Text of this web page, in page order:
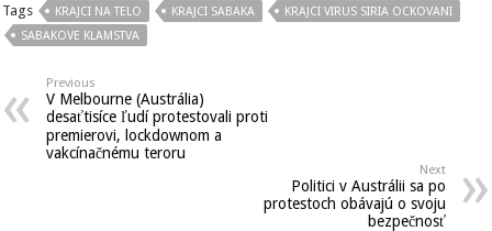
Tags KRAJCI NA TELO KRAJCI SABAKA
KRAJCI VIRUS SIRIA OCKOVANI
SABAKOVE KLAMSTVA
Previous
V Melbourne (Austrália)
desaťtisíce ľudí protestovali proti
premierovi, lockdownom a
vakcínačnému teroru
Next
Politici v Austrálii sa po
protestoch obávajú o svoju
bezpečnosť